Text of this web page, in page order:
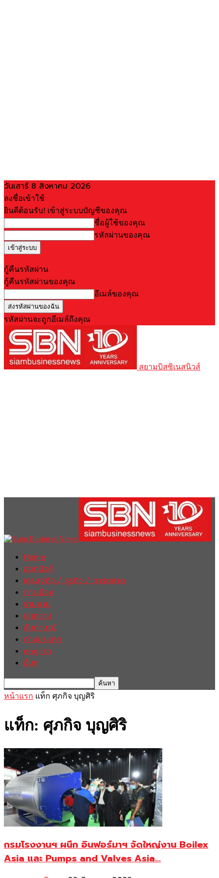
วันเสาร์ 8 สิงหาคม 2026
ลงชื่อเข้าใช้
ยินดีต้อนรับ! เข้าสู่ระบบบัญชีของคุณ
ชื่อผู้ใช้ของคุณ
รหัสผ่านของคุณ
กู้คืนรหัสผ่าน
กู้คืนรหัสผ่านของคุณ
อีเมล์ของคุณ
รหัสผ่านจะถูกอีเมล์ถึงคุณ
สยามบิสซิเนสนิวส์
Home
ฮอตนิวส์
เศรษฐกิจ / ธุรกิจ / การตลาด
การเมือง
รายงาน
บทความ
สัมภาษณ์
ต่างประเทศ
english
อื่นๆ
หน้าแรก แท็ก ศุภกิจ บุญศิริ
แท็ก: ศุภกิจ บุญศิริ
กรมโรงงานฯ ผนึก อินฟอร์มาฯ จัดใหญ่งาน Boilex
Asia และ Pumps and Valves Asia...